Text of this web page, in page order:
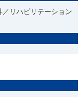
リハビリテーション